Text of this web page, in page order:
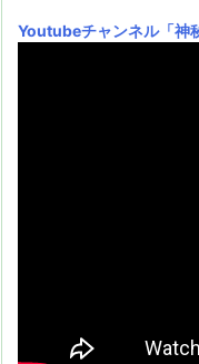
Youtubeチャンネル「神